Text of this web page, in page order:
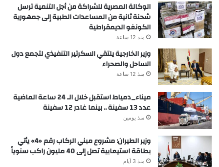
الوكالة المصرية للشراكة من أجل التنمية ترسل
شحنة ثانية من المساعدات الطبية إلى جمهورية
الكونغو الديمقراطية
منذ 12 ساعة
وزير الخارجية يلتقي السكرتير التنفيذي لتجمع دول
الساحل والصحراء
منذ 12 ساعة
ميناء_دمياط استقبل خلال الـ 24 ساعة الماضية
عدد 13 سفينة .. بينما غادر 12 سفينة
منذ يومين
وزير الطيران: مشروع مبني الركاب رقم «4» يأتي
بطاقة استيعابية تصل إلى 40 مليون راكب سنوياً
منذ 3 أيام